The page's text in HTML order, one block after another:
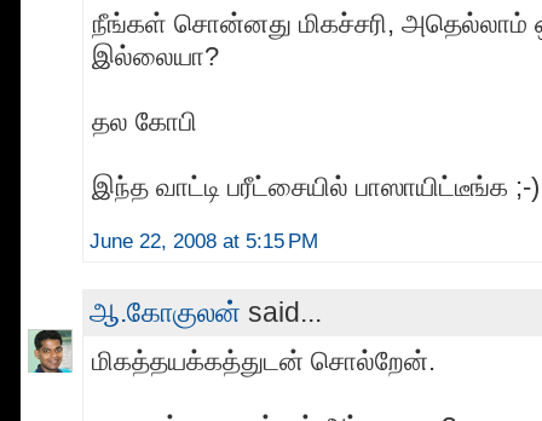
நீங்கள் சொன்னது மிகச்சரி, அதெல்லாம்
இல்லையா?
தல கோபி
இந்த வாட்டி பரீட்சையில் பாஸாயிட்டீங்க ;-)
June 22, 2008 at 5:15 PM
ஆ.கோகுலன் said...
மிகத்தயக்கத்துடன் சொல்றேன்.